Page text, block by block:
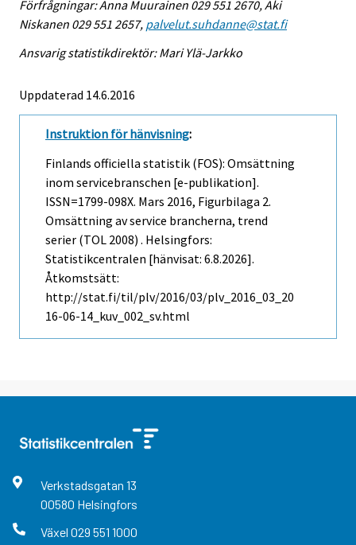
Förfrågningar: Anna Muurainen 029 551 2670, Aki
Niskanen 029 551 2657, palvelut.suhdanne@stat.fi
Ansvarig statistikdirektör: Mari Ylä-Jarkko
Uppdaterad 14.6.2016
Instruktion för hänvisning:
Finlands officiella statistik (FOS): Omsättning
inom servicebranschen [e-publikation].
ISSN=1799-098X. Mars 2016, Figurbilaga 2.
Omsättning av service brancherna, trend
serier (TOL 2008) . Helsingfors:
Statistikcentralen [hänvisat: 6.8.2026].
Åtkomstsätt:
http://stat.fi/til/plv/2016/03/plv_2016_03_20
16-06-14_kuv_002_sv.html
Verkstadsgatan 13
00580 Helsingfors
Växel 029 551 1000